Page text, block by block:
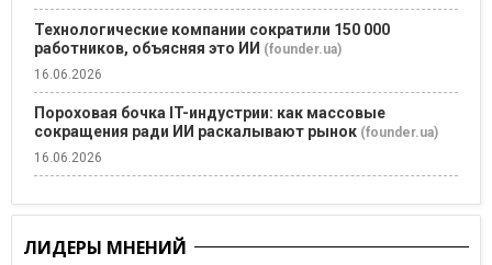
Технологические компании сократили 150 000
работников, объясняя это ИИ (founder.ua)
16.06.2026
Пороховая бочка IT-индустрии: как массовые
сокращения ради ИИ раскалывают рынок (founder.ua)
16.06.2026
ЛИДЕРЫ МНЕНИЙ